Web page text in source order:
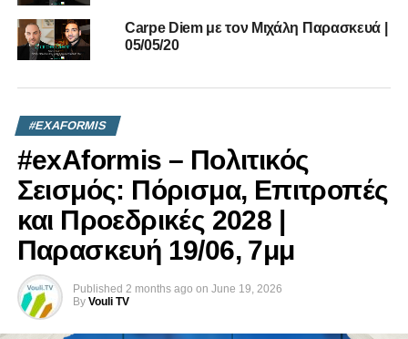
Carpe Diem με τον Μιχάλη Παρασκευά |
05/05/20
#EXAFORMIS
#exAformis – Πολιτικός
Σεισμός: Πόρισμα, Επιτροπές
και Προεδρικές 2028 |
Παρασκευή 19/06, 7μμ
Published 2 months ago on June 19, 2026
By Vouli TV